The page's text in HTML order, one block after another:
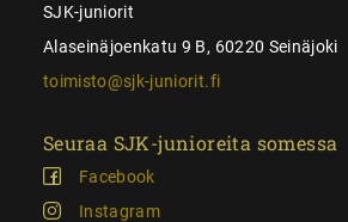
SJK-juniorit
Alaseinäjoenkatu 9 B, 60220 Seinäjoki
toimisto@sjk-juniorit.fi
Seuraa SJK-junioreita somessa
Facebook
Instagram